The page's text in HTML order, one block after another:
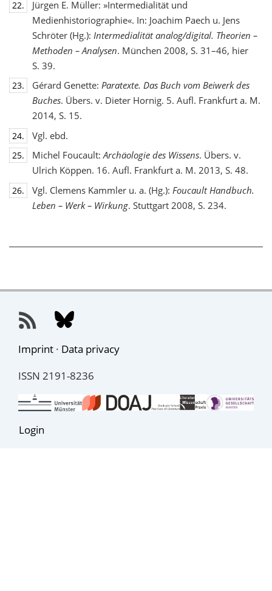
22.
Jürgen E. Müller: »Intermedialität und
Medienhistoriographie«. In: Joachim Paech u. Jens
Schröter (Hg.): Intermedialität analog/digital. Theorien –
Methoden – Analysen. München 2008, S. 31–46, hier
S. 39.
23. Gérard Genette: Paratexte. Das Buch vom Beiwerk des
Buches. Übers. v. Dieter Hornig. 5. Aufl. Frankfurt a. M.
2014, S. 15.
24. Vgl. ebd.
25. Michel Foucault:Archäologie des Wissens. Übers. v.
Ulrich Köppen. 16. Aufl. Frankfurt a. M. 2013, S. 48.
26. Vgl. Clemens Kammler u. a. (Hg.): Foucault Handbuch.
Leben – Werk – Wirkung. Stuttgart 2008, S. 234.
Imprint · Data privacy
ISSN 2191-8236
Login